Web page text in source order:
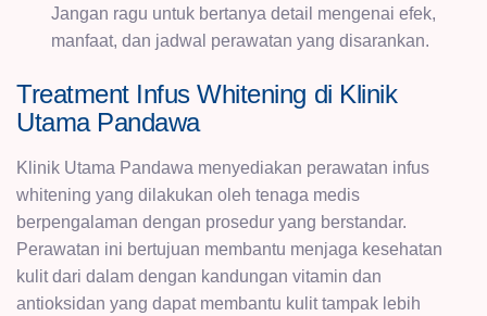
Jangan ragu untuk bertanya detail mengenai efek,
manfaat, dan jadwal perawatan yang disarankan.
Treatment Infus Whitening di Klinik
Utama Pandawa
Klinik Utama Pandawa menyediakan perawatan infus
whitening yang dilakukan oleh tenaga medis
berpengalaman dengan prosedur yang berstandar.
Perawatan ini bertujuan membantu menjaga kesehatan
kulit dari dalam dengan kandungan vitamin dan
antioksidan yang dapat membantu kulit tampak lebih